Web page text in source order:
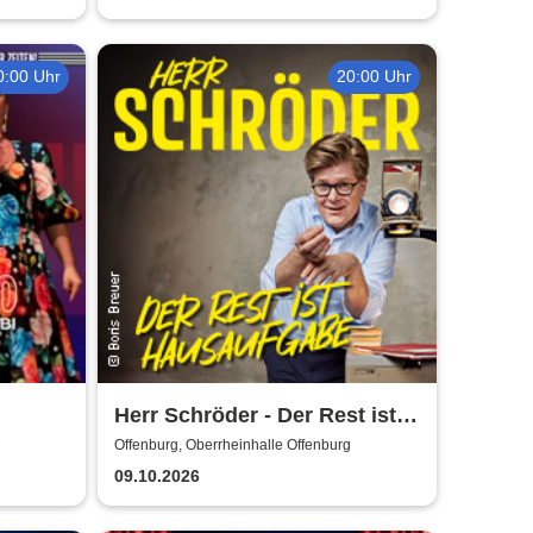
Uhr
-
20:00 Uhr
Herr Schröder - Der Rest ist
Hausaufgabe
Offenburg, Oberrheinhalle Offenburg
09.10.2026